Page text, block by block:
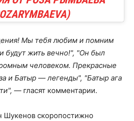
Мы тебя любим и помним
будут жить вечно!", "Он был
человеком. Прекрасные
и Батыр — легенды", "Батыр ага
— гласят комментарии.
Шукенов скоропостижно